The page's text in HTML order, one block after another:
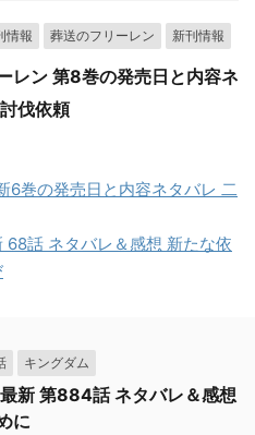
情報 葬送のフリーレン 新刊情報
レン 第8巻の発売日と内容ネ
伐依頼
6巻の発売日と内容ネタバレ 二
68話 ネタバレ＆感想 新たな依
キングダム
新 第884話 ネタバレ＆感想
に